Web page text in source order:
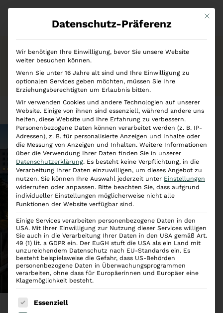
Kontakt
Mit
Datenschutz-Präferenz
Wir benötigen Ihre Einwilligung, bevor Sie unsere Website
weiter besuchen können.
Wenn Sie unter 16 Jahre alt sind und Ihre Einwilligung zu
optionalen Services geben möchten, müssen Sie Ihre
Erziehungsberechtigten um Erlaubnis bitten.
Wir verwenden Cookies und andere Technologien auf unserer
Website. Einige von ihnen sind essenziell, während andere uns
helfen, diese Website und Ihre Erfahrung zu verbessern.
Personenbezogene Daten können verarbeitet werden (z. B. IP-
Adressen), z. B. für personalisierte Anzeigen und Inhalte oder
die Messung von Anzeigen und Inhalten. Weitere Informationen
über die Verwendung Ihrer Daten finden Sie in unserer
Datenschutzerklärung. Es besteht keine Verpflichtung, in die
Verarbeitung Ihrer Daten einzuwilligen, um dieses Angebot zu
nutzen. Sie können Ihre Auswahl jederzeit unter Einstellungen
widerrufen oder anpassen. Bitte beachten Sie, dass aufgrund
individueller Einstellungen möglicherweise nicht alle
Funktionen der Website verfügbar sind.
Einige Services verarbeiten personenbezogene Daten in den
USA. Mit Ihrer Einwilligung zur Nutzung dieser Services willigen
Sie auch in die Verarbeitung Ihrer Daten in den USA gemäß Art.
49 (1) lit. a GDPR ein. Der EuGH stuft die USA als ein Land mit
unzureichendem Datenschutz nach EU-Standards ein. Es
besteht beispielsweise die Gefahr, dass US-Behörden
personenbezogene Daten in Überwachungsprogrammen
verarbeiten, ohne dass für Europäerinnen und Europäer eine
Klagemöglichkeit besteht.
Es folgt eine Liste der Service-Gruppen, für die
Essenziell